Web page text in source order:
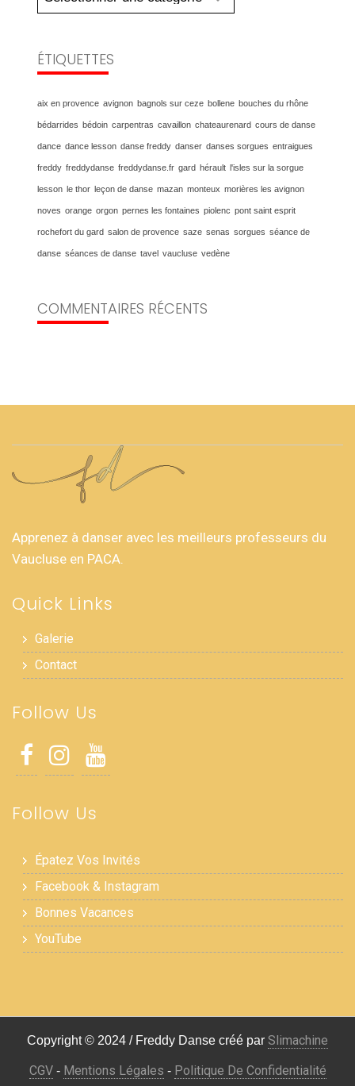
ÉTIQUETTES
aix en provence avignon bagnols sur ceze bollene bouches du rhône
bédarrides bédoin carpentras cavaillon chateaurenard cours de danse
dance dance lesson danse freddy danser danses sorgues entraigues
freddy freddydanse freddydanse.fr gard hérault l'isles sur la sorgue
lesson le thor leçon de danse mazan monteux morières les avignon
noves orange orgon pernes les fontaines piolenc pont saint esprit
rochefort du gard salon de provence saze senas sorgues séance de
danse séances de danse tavel vaucluse vedène
COMMENTAIRES RÉCENTS
Apprenez à danser avec les meilleurs professeurs du
Vaucluse en PACA.
Quick Links
Galerie
Contact
Follow Us
Follow Us
Épatez Vos Invités
Facebook & Instagram
Bonnes Vacances
YouTube
Copyright © 2024 / Freddy Danse créé par Slimachine
CGV- Mentions Légales - Politique De Confidentialité